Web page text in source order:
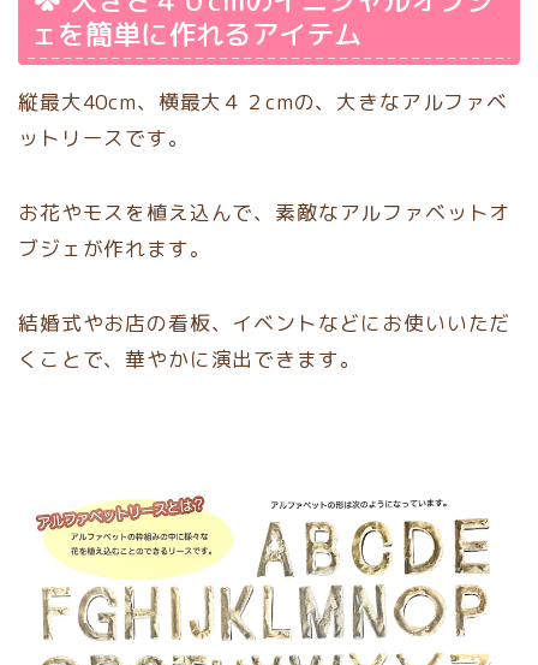
ェを簡単に作れるアイテム
縦最大40cm、横最大４２cmの、大きなアルファベ
ットリースです。
お花やモスを植え込んで、素敵なアルファベットオ
ブジェが作れます。
結婚式やお店の看板、イベントなどにお使いいただ
くことで、華やかに演出できます。